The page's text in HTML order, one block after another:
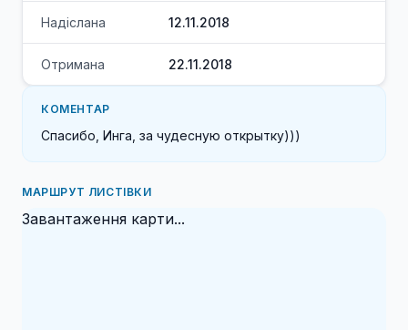
Надіслана 12.11.2018
Отримана 22.11.2018
КОМЕНТАР
Спасибо, Инга, за чудесную открытку)))
МАРШРУТ ЛИСТІВКИ
Завантаження карти...